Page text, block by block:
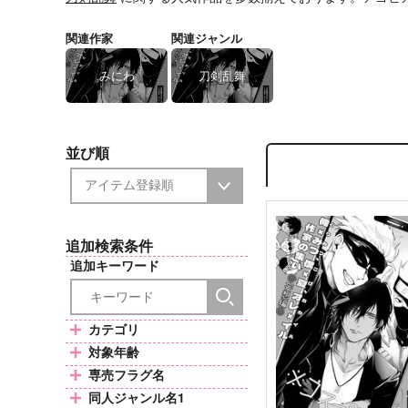
関連作家
みにわ
関連ジャンル
刀剣乱舞
並び順
追加検索条件
追加キーワード
カテゴリ
対象年齢
専売フラグ名
同人ジャンル名1